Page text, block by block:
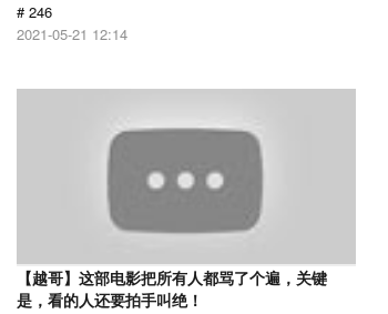
# 246
2021-05-21 12:14
【越哥】这部电影把所有人都骂了个遍，关键
是，看的人还要拍手叫绝！